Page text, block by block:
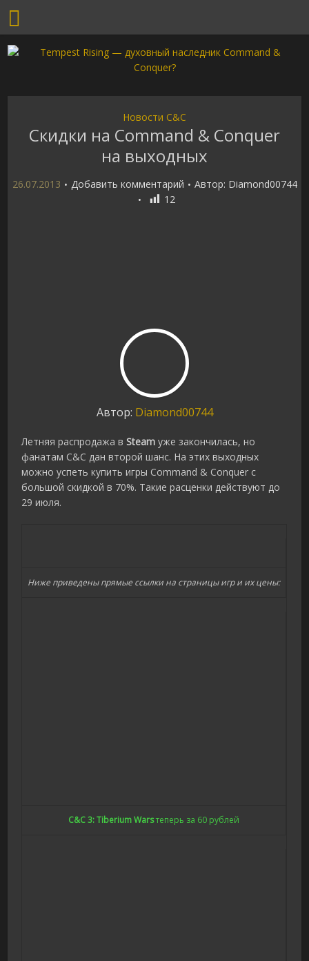
Новости C&C
Скидки на Command & Conquer
на выходных
26.07.2013 Добавить комментарий Автор: Diamond00744
12
Автор: Diamond00744
Летняя распродажа вSteam уже закончилась, но
фанатам C&C дан второй шанс. На этих выходных
можно успеть купить игры Command & Conquer с
большой скидкой в 70%. Такие расценки действуют до
29 июля.
Ниже приведены прямые ссылки на страницы игр и их цены:
C&C 3: Tiberium Warsтеперь за 60 рублей